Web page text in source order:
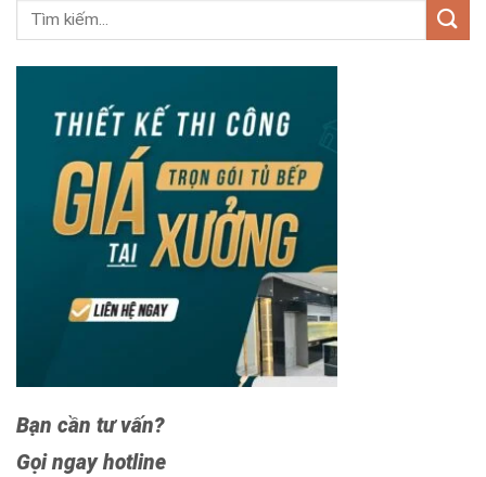
Bạn cần tư vấn?
Gọi ngay hotline